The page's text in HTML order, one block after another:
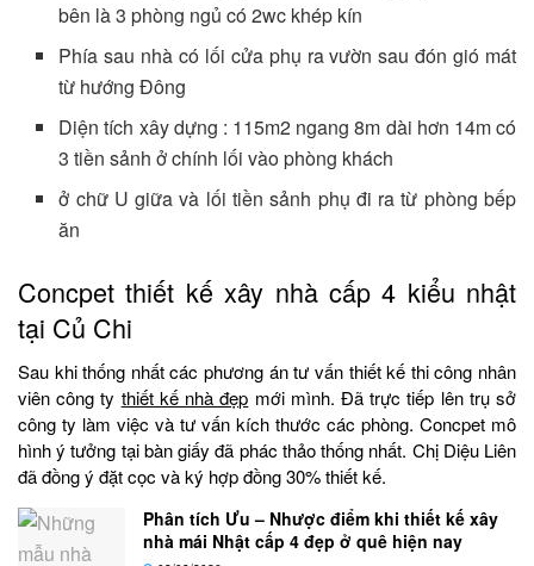
bên là 3 phòng ngủ có 2wc khép kín
Phía sau nhà có lối cửa phụ ra vườn sau đón gió mát
từ hướng Đông
Diện tích xây dựng : 115m2 ngang 8m dài hơn 14m có
3 tiền sảnh ở chính lối vào phòng khách
ở chữ U giữa và lối tiền sảnh phụ đi ra từ phòng bếp
ăn
Concpet thiết kế xây nhà cấp 4 kiểu nhật
tại Củ Chi
Sau khi thống nhất các phương án tư vấn thiết kế thi công nhân
viên công ty thiết kế nhà đẹp mới mình. Đã trực tiếp lên trụ sở
công ty làm việc và tư vấn kích thước các phòng. Concpet mô
hình ý tưởng tại bàn giấy đã phác thảo thống nhất. Chị Diệu Liên
đã đồng ý đặt cọc và ký hợp đồng 30% thiết kế.
Phân tích Ưu – Nhược điểm khi thiết kế xây
nhà mái Nhật cấp 4 đẹp ở quê hiện nay